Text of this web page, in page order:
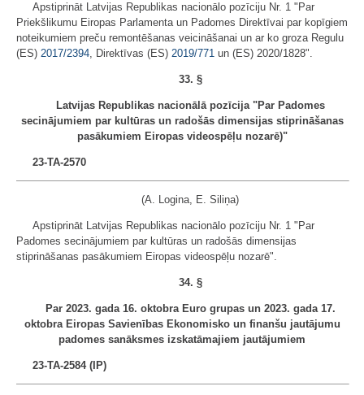
Apstiprināt Latvijas Republikas nacionālo pozīciju Nr. 1 "Par
Priekšlikumu Eiropas Parlamenta un Padomes Direktīvai par kopīgiem
noteikumiem preču remontēšanas veicināšanai un ar ko groza Regulu
(ES) 2017/2394, Direktīvas (ES) 2019/771 un (ES) 2020/1828".
33. §
Latvijas Republikas nacionālā pozīcija "Par Padomes
secinājumiem par kultūras un radošās dimensijas stiprināšanas
pasākumiem Eiropas videospēļu nozarē)"
23-TA-2570
(A. Logina, E. Siliņa)
Apstiprināt Latvijas Republikas nacionālo pozīciju Nr. 1 "Par
Padomes secinājumiem par kultūras un radošās dimensijas
stiprināšanas pasākumiem Eiropas videospēļu nozarē".
34. §
Par 2023. gada 16. oktobra Euro grupas un 2023. gada 17.
oktobra Eiropas Savienības Ekonomisko un finanšu jautājumu
padomes sanāksmes izskatāmajiem jautājumiem
23-TA-2584 (IP)